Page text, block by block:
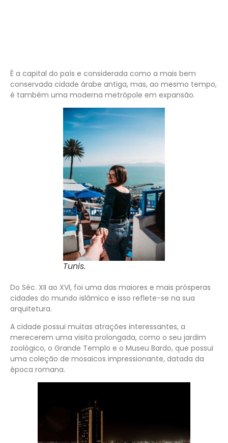
É a capital do país e considerada como a mais bem
conservada cidade árabe antiga, mas, ao mesmo tempo,
é também uma moderna metrópole em expansão.
Tunis.
Do Séc. XII ao XVI, foi uma das maiores e mais prósperas
cidades do mundo islâmico e isso reflete-se na sua
arquitetura.
A cidade possui muitas atrações interessantes, a
merecerem uma visita prolongada, como o seu jardim
zoológico, o Grande Templo e o Museu Bardo, que possui
uma coleção de mosaicos impressionante, datada da
época romana.